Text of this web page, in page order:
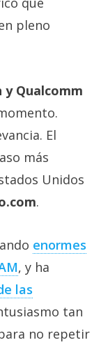
pleno
y Qualcomm
El
más
Unidos
.
enormes
, y ha
las
tan
no repetir